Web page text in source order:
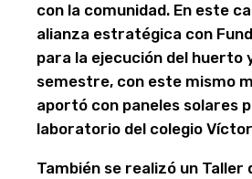
con la comunidad. En este
alianza estratégica con
para la ejecución del huerto
semestre, con este mismo
aportó con paneles solares
laboratorio del colegio
También se realizó un Taller